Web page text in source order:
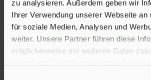
zu analysieren. Außerdem geben wir
Ihrer Verwendung unserer Webseite an
für soziale Medien, Analysen und
weiter. Unsere Partner führen diese
möglicherweise mit weiteren Daten